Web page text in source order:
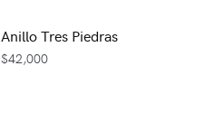
Anillo Tres Piedras
$42,000